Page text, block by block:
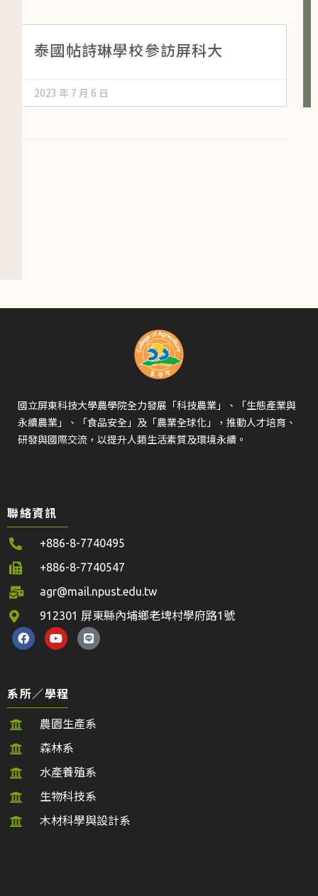
泰國帖詩琳學校參訪屏科大
2023 年 7 月 6 日
國立屏東科技大學農學院全力發展「科技農業」、「生態產業與
永續農業」、「食品安全」及「農業全球化」，推動人才培育、
研發與國際交流，以提升人類生活素質及環境永續。
聯絡資訊
+886-8-7740495
+886-8-7740547
agr@mail.npust.edu.tw
912301 屏東縣內埔鄉老埤村學府路1號
系所／學程
農園生產系
森林系
水產養殖系
生物科技系
木材科學與設計系